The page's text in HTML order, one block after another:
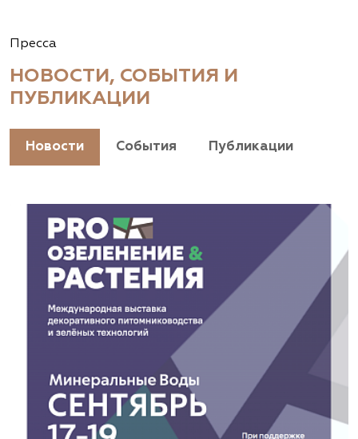
Пресса
НОВОСТИ, СОБЫТИЯ И
ПУБЛИКАЦИИ
Новости События Публикации